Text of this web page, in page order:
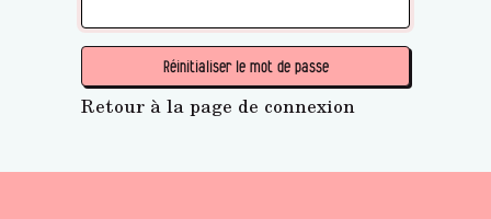
Réinitialiser le mot de passe
Retour à la page de connexion